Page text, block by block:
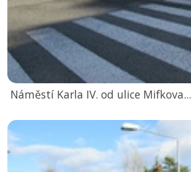
Náměstí Karla IV. od ulice Mifkova...